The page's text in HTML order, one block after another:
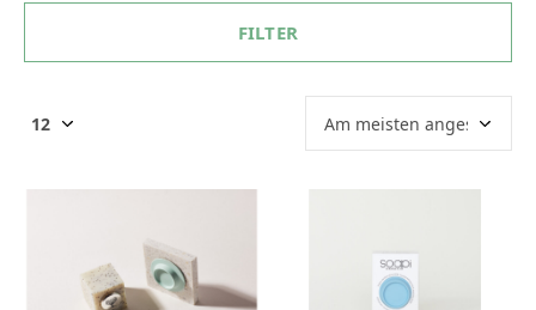
FILTER